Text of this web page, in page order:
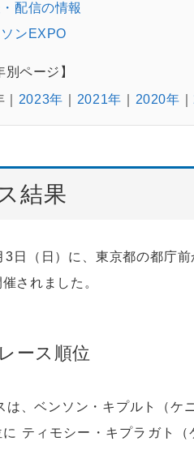
配信の情報
ンEXPO
別ページ】
2023年 2021年 2020年
結果
3日（日）に、東京都の都庁
されました。
ース順位
は、ベンソン・キプルト（ケ
に ティモシー・キプラガト